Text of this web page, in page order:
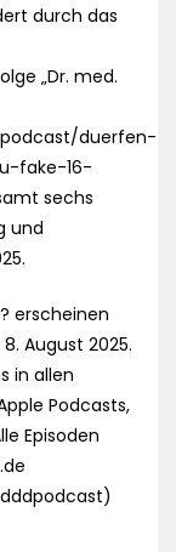
durch das
„Dr. med.
duerfen-
fake-16-
sechs
und
erscheinen
August 2025.
in allen
Podcasts,
Episoden